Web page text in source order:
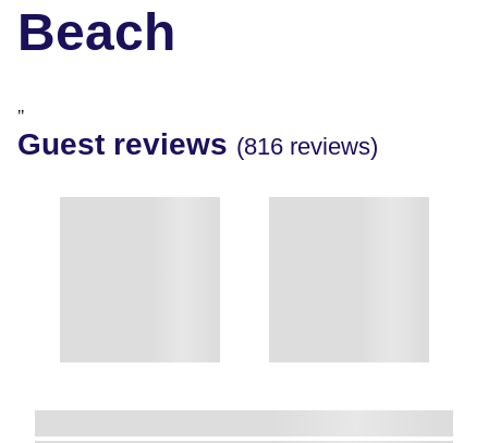
Beach
"
Guest reviews (816 reviews)